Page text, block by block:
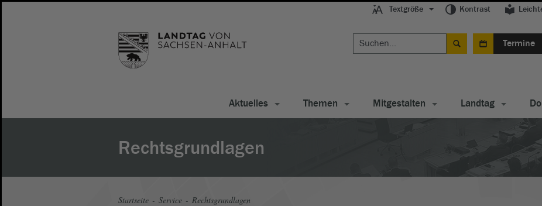
Textgröße Kontrast
Termine
Aktuelles Themen Mitgestalten Landtag
Rechtsgrundlagen
Startseite Service Rechtsgrundlagen